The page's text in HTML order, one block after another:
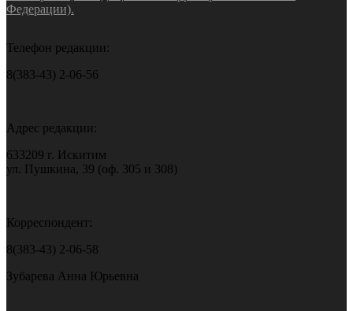
Федерации).
Телефон редакции:
8(383-43) 2-06-56
Адрес редакции:
633209 г. Искитим
ул. Пушкина, 39 (оф. 305 и 308)
Корреспондент:
8(383-43) 2-06-58
Зубарева Анна Юрьевна